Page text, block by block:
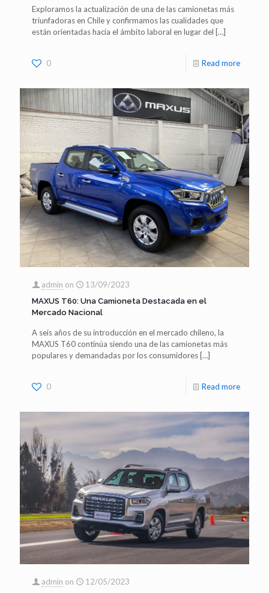
Exploramos la actualización de una de las camionetas más
triunfadoras en Chile y confirmamos las cualidades que
están orientadas hacia el ámbito laboral en lugar del […]
0 Read more
admin on 13/09/2023
MAXUS T60: Una Camioneta Destacada en el
Mercado Nacional
A seis años de su introducción en el mercado chileno, la
MAXUS T60 continúa siendo una de las camionetas más
populares y demandadas por los consumidores […]
0 Read more
admin on 12/05/2023